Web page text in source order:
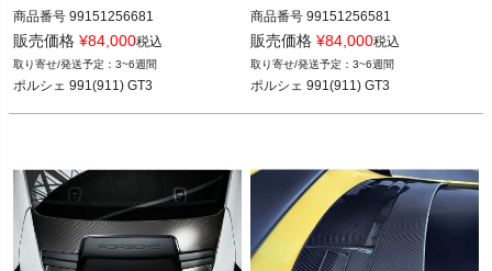
商品番号 99151256681
ポルシェ 991(911) GT3 14-17
販売価格 ¥84,000税込
3~6週間
ポルシェ 991(911) GT3
商品番号 99151256581
ポルシェ 991(911) GT3 14-17
販売価格 ¥84,000税込
3~6週間
ポルシェ 991(911) GT3